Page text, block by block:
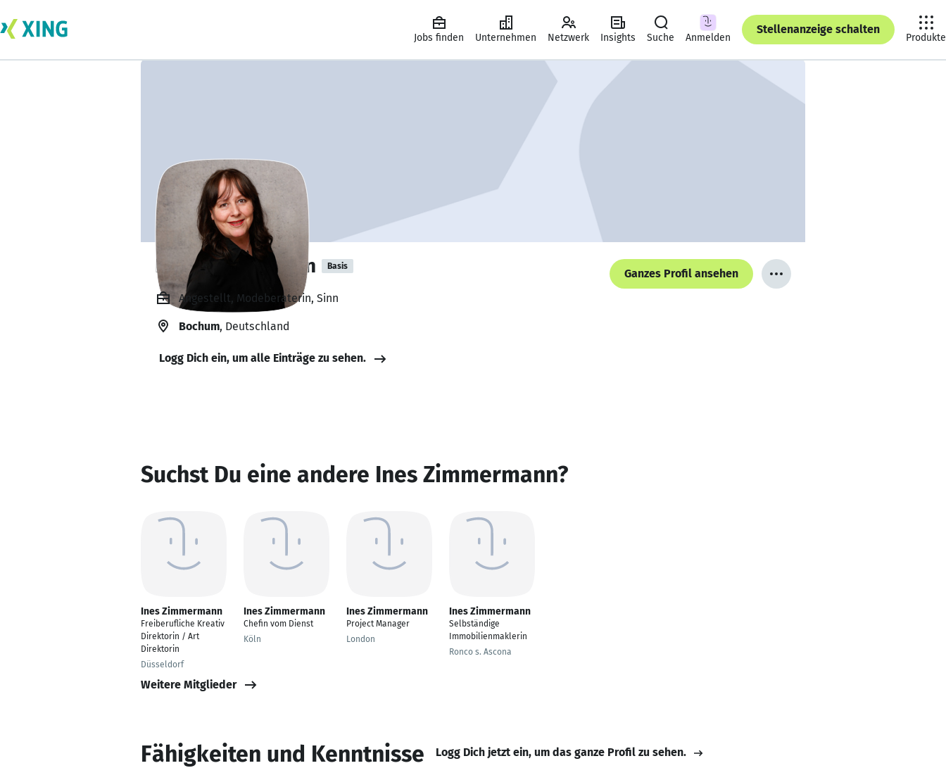
Jobs finden Unternehmen Netzwerk Insights Suche Anmelden
Stellenanzeige schalten
Produkte
Ines Zimmermann Basis
Ganzes Profil ansehen
Angestellt, Modeberaterin, Sinn
Bochum, Deutschland
Logg Dich ein, um alle Einträge zu sehen.
Suchst Du eine andere Ines Zimmermann?
Ines Zimmermann
Freiberufliche Kreativ
Direktorin / Art
Direktorin
Düsseldorf
Ines Zimmermann
Chefin vom Dienst
Köln
Ines Zimmermann
Project Manager
London
Ines Zimmermann
Selbständige
Immobilienmaklerin
Ronco s. Ascona
Weitere Mitglieder
Fähigkeiten und Kenntnisse Logg Dich jetzt ein, um das ganze Profil zu sehen.